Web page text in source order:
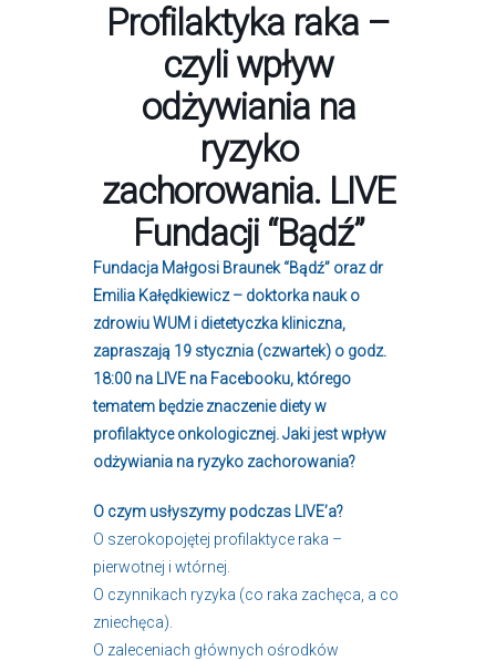
Profilaktyka raka –
czyli wpływ
odżywiania na
ryzyko
zachorowania. LIVE
Fundacji “Bądź”
Fundacja Małgosi Braunek “Bądź” oraz dr
Emilia Kałędkiewicz – doktorka nauk o
zdrowiu WUM i dietetyczka kliniczna,
zapraszają 19 stycznia (czwartek) o godz.
18:00 na LIVE na Facebooku, którego
tematem będzie znaczenie diety w
profilaktyce onkologicznej. Jaki jest wpływ
odżywiania na ryzyko zachorowania?
O czym usłyszymy podczas LIVE’a?
O szerokopojętej profilaktyce raka –
pierwotnej i wtórnej.
O czynnikach ryzyka (co raka zachęca, a co
zniechęca).
O zaleceniach głównych ośrodków